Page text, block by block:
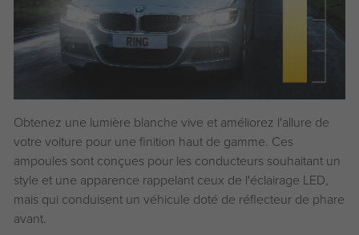
Obtenez une lumière blanche vive et améliorez l'allure de
votre voiture pour une finition haut de gamme. Ces
ampoules sont conçues pour les conducteurs souhaitant un
style et une apparence rappelant ceux de l'éclairage LED,
mais qui conduisent un véhicule doté de réflecteur de phare
avant.